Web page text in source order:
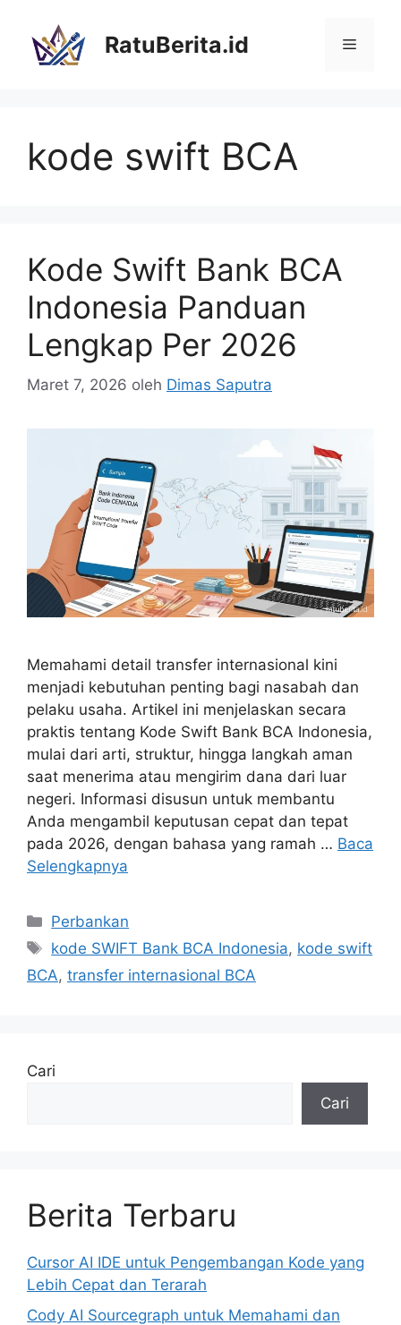
RatuBerita.id Menu
kode swift BCA
Kode Swift Bank BCA
Indonesia Panduan
Lengkap Per 2026
Maret 7, 2026 oleh Dimas Saputra
Memahami detail transfer internasional kini
menjadi kebutuhan penting bagi nasabah dan
pelaku usaha. Artikel ini menjelaskan secara
praktis tentang Kode Swift Bank BCA Indonesia,
mulai dari arti, struktur, hingga langkah aman
saat menerima atau mengirim dana dari luar
negeri. Informasi disusun untuk membantu
Anda mengambil keputusan cepat dan tepat
pada 2026, dengan bahasa yang ramah … Baca
Selengkapnya
Kategori
Perbankan
Tag
kode SWIFT Bank BCA Indonesia, kode swift
BCA, transfer internasional BCA
Cari
Cari
Berita Terbaru
Cursor AI IDE untuk Pengembangan Kode yang
Lebih Cepat dan Terarah
Cody AI Sourcegraph untuk Memahami dan